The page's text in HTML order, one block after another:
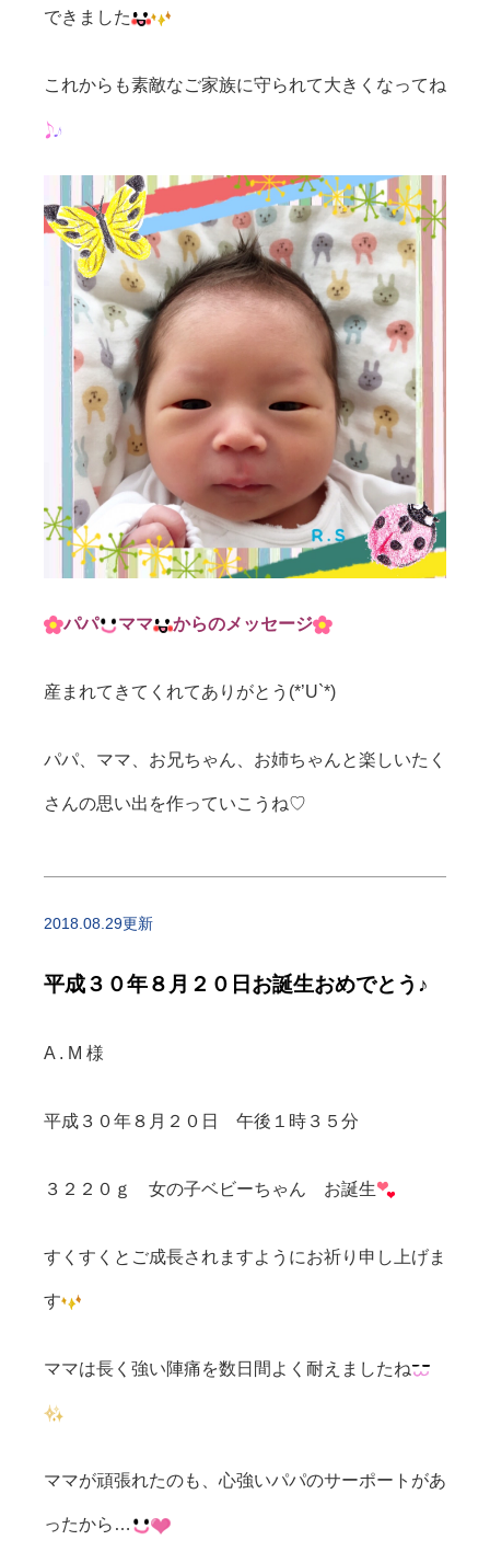
できました
これからも素敵なご家族に守られて大きくなってね
パパ ママ からのメッセージ
産まれてきてくれてありがとう(*’U`*)
パパ、ママ、お兄ちゃん、お姉ちゃんと楽しいたく
さんの思い出を作っていこうね♡
2018.08.29更新
平成３０年８月２０日お誕生おめでとう♪
A . M 様
平成３０年８月２０日 午後１時３５分
３２２０ｇ 女の子ベビーちゃん お誕生
すくすくとご成長されますようにお祈り申し上げま
す
ママは長く強い陣痛を数日間よく耐えましたね
ママが頑張れたのも、心強いパパのサーポートがあ
ったから…